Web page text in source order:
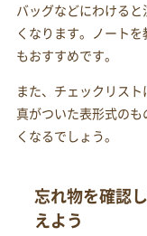
バッグなどにわける
くなります。ノート
もおすすめです。
また、チェックリス
真がついた表形式の
くなるでしょう。
忘れ物を確認
えよう